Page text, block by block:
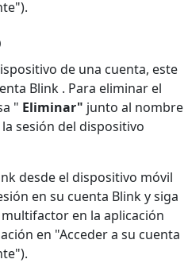
de una cuenta, este
Blink . Para eliminar el
" Eliminar" junto al nombre
sesión del dispositivo
desde el dispositivo móvil
en su cuenta Blink y siga
en la aplicación
en "Acceder a su cuenta